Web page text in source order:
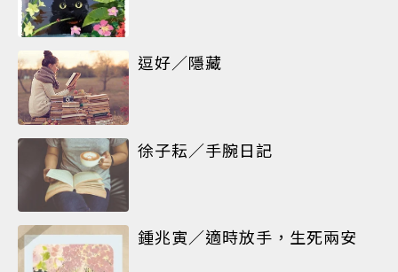
逗好／隱藏
徐子耘／手腕日記
鍾兆寅／適時放手，生死兩安